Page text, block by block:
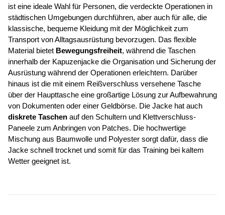
ist eine ideale Wahl für Personen, die verdeckte Operationen in
städtischen Umgebungen durchführen, aber auch für alle, die
klassische, bequeme Kleidung mit der Möglichkeit zum
Transport von Alltagsausrüstung bevorzugen. Das flexible
Material bietet Bewegungsfreiheit, während die Taschen
innerhalb der Kapuzenjacke die Organisation und Sicherung der
Ausrüstung während der Operationen erleichtern. Darüber
hinaus ist die mit einem Reißverschluss versehene Tasche
über der Haupttasche eine großartige Lösung zur Aufbewahrung
diskrete Taschen auf den Schultern und Klettverschluss-
Paneele zum Anbringen von Patches. Die hochwertige
Mischung aus Baumwolle und Polyester sorgt dafür, dass die
Jacke schnell trocknet und somit für das Training bei kaltem
Wetter geeignet ist.